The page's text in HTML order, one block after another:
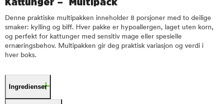
Kattunger – Multipack
Denne praktiske multipakken inneholder 8 porsjoner med to deilige
smaker: kylling og biff. Hver pakke er hypoallergen, laget uten korn,
og perfekt for kattunger med sensitiv mage eller spesielle
ernæringsbehov. Multipakken gir deg praktisk variasjon og verdi i
hver boks.
Ingredienser